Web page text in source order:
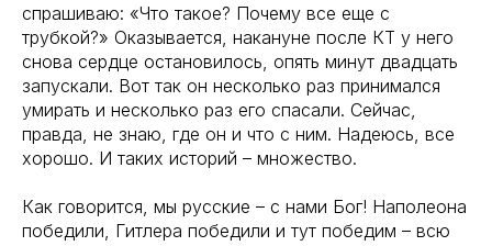
спрашиваю: «Что такое? Почему все еще с
трубкой?» Оказывается, накануне после КТ у него
снова сердце остановилось, опять минут двадцать
запускали. Вот так он несколько раз принимался
умирать и несколько раз его спасали. Сейчас,
правда, не знаю, где он и что с ним. Надеюсь, все
хорошо. И таких историй – множество.
Как говорится, мы русские – с нами Бог! Наполеона
победили, Гитлера победили и тут победим – всю